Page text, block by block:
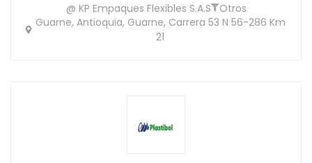
@ KP Empaques Flexibles S.A.S
Otros
Guarne, Antioquia, Guarne, Carrera 53 N 56-286 Km
21